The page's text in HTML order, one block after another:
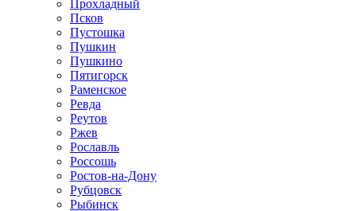
Прохладный
Псков
Пустошка
Пушкин
Пушкино
Пятигорск
Раменское
Ревда
Реутов
Ржев
Рославль
Россошь
Ростов-на-Дону
Рубцовск
Рыбинск